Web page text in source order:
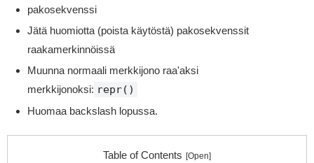
pakosekvenssi
Jätä huomiotta (poista käytöstä) pakosekvenssit
raakamerkinnöissä
Muunna normaali merkkijono raa'aksi
merkkijonoksi: repr()
Huomaa backslash lopussa.
Table of Contents